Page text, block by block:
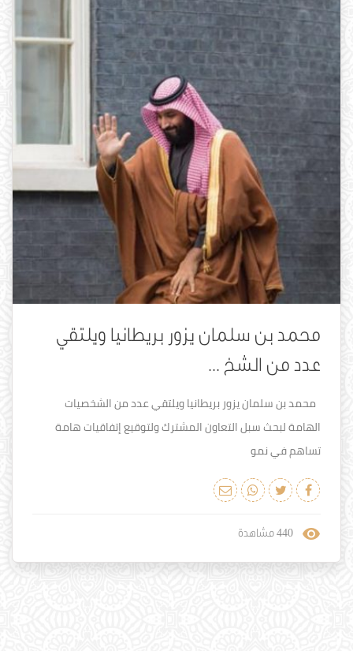
محمد بن سلمان يزور بريطانيا ويلتقي
عدد من الشخ ...
محمد بن سلمان يزور بريطانيا ويلتقي عدد من الشخصيات
الهامة لبحث سبل التعاون المشترك ولتوقيع إتفاقيات هامة
تساهم في نمو
440 مشاهدة